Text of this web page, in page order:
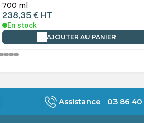
238,35 € HT
En stock
AJOUTER AU PANIER
Assistance 03 86 40